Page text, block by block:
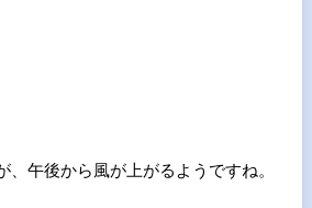
、午後から風が上がるようですね。